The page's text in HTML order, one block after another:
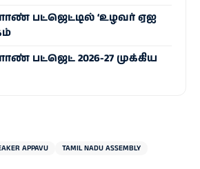
பட்ஜெட்டில் ‘உழவர் ஏஐ
பட்ஜெட் 2026-27 முக்கிய
APPAVU
TAMIL NADU ASSEMBLY